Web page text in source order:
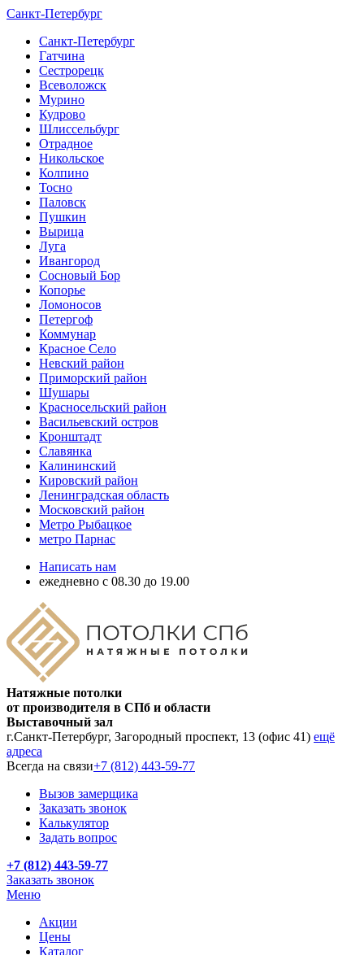
Санкт-Петербург
Санкт-Петербург
Гатчина
Сестрорецк
Всеволожск
Мурино
Кудрово
Шлиссельбург
Отрадное
Никольское
Колпино
Тосно
Паловск
Пушкин
Вырица
Луга
Ивангород
Сосновый Бор
Копорье
Ломоносов
Петергоф
Коммунар
Красное Село
Невский район
Приморский район
Шушары
Красносельский район
Васильевский остров
Кронштадт
Славянка
Калининский
Кировский район
Ленинградская область
Московский район
Метро Рыбацкое
метро Парнас
Написать нам
ежедневно с 08.30 до 19.00
Натяжные потолки
от производителя в СПб и области
Выставочный зал
г.Санкт-Петербург, Загородный проспект, 13 (офис 41) ещё
адреса
Всегда на связи+7 (812) 443-59-77
Вызов замерщика
Заказать звонок
Калькулятор
Задать вопрос
+7 (812) 443-59-77
Заказать звонок
Меню
Акции
Цены
Каталог